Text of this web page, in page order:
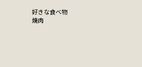
好きな食べ物
焼肉